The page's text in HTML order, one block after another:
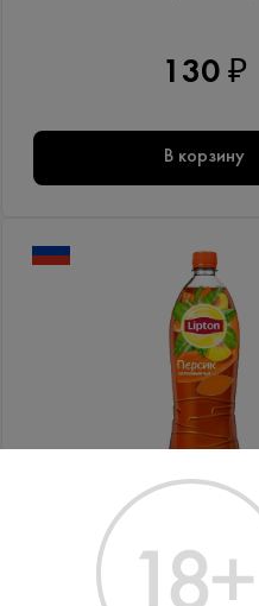
130 ₽
В корзину
В наличии в 1 магазине
Холодный Чай
л
Россия - Lipton -